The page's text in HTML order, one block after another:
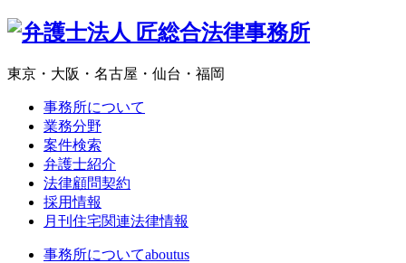
東京・大阪・名古屋・仙台・福岡
事務所について
業務分野
案件検索
弁護士紹介
法律顧問契約
採用情報
月刊住宅関連法律情報
事務所についてaboutus